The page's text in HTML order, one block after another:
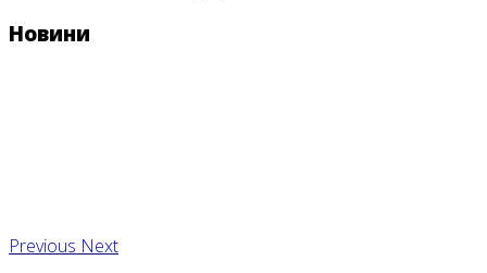
Новини
Previous Next